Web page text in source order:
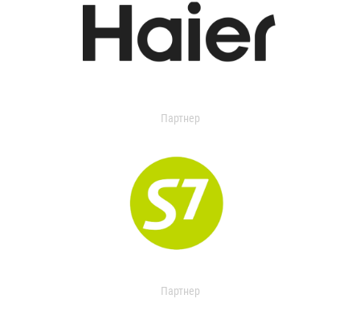
Партнер
Партнер